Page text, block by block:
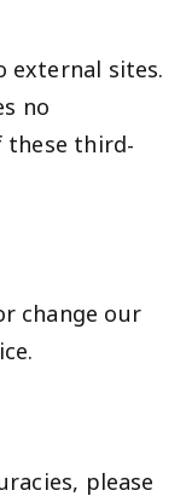
external sites.
no
third-
change our
please